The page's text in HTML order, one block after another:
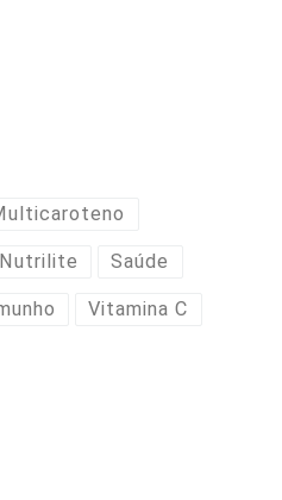
Nutrilite Saúde
Vitamina C